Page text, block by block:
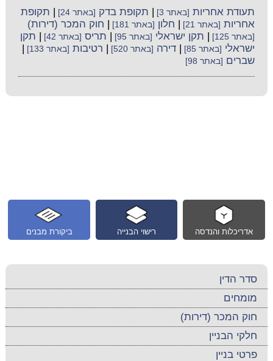
תעודת אחריות [באתר 3] תקופת בדק [באתר 24]
תקופת
אחריות [באתר 21] חלון [באתר 181] חוק המכר (דירות)
[באתר 125] תקן ישראלי [באתר 95] תריס [באתר 42]
תקן
ישראלי [באתר 85] |דירה [באתר 520] רטיבות [באתר 133]
שברים [באתר 98]
ביקורת מבנים רישוי הבנייה אדריכלות והנדסה
סדר הדין
מומחים
חוק המכר (דירות)
חלקי הבניין
פרטי בניין